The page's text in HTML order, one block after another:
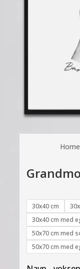
Home
30x40 cm
30x40 cm med
50x70 cm med
50x70 cm med